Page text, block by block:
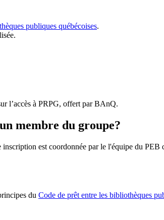
publiques québécoises.
l’accès à PRPG, offert par BAnQ.
membre du groupe?
est coordonnée par le l'équipe du
du Code de prêt entre les bibliothèques